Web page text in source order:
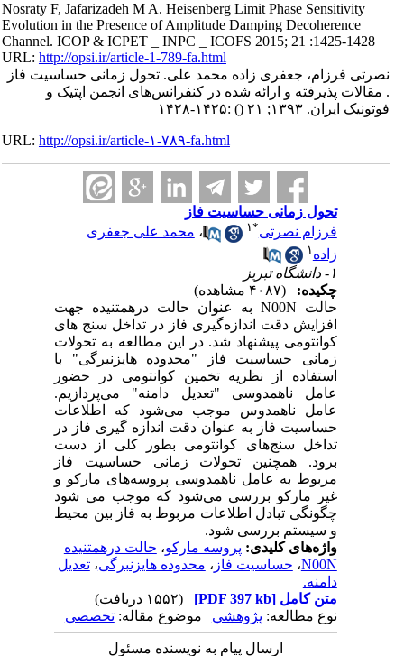
Nosraty F, Jafarizadeh M A. Heisenberg Limit Phase Sensitivity
Evolution in the Presence of Amplitude Damping Decoherence
Channel. ICOP & ICPET _ INPC _ ICOFS 2015; 21 :1425-1428
URL:http://opsi.ir/article-1-789-fa.html
نصرتی فرزام، جعفری زاده محمد علی. تحول زمانی حساسیت فاز
. مقالات پذیرفته و ارائه شده در کنفرانس‌های انجمن اپتیک و
فوتونیک ایران. ۱۳۹۳; ۲۱
() :۱۴۲۵-۱۴۲۸
URL:http://opsi.ir/article-۱-۷۸۹-fa.html
تحول زمانی حساسیت فاز
فرزام نصرتی
۱ ،محمد علی جعفری
زاده
چکیده:
حالت N00N به عنوان حالت درهمتنیده جهت
افزایش دقت اندازه‌گیری فاز در تداخل سنج های
کوانتومی پیشنهاد شد. در این مطالعه به تحولات
زمانی حساسیت فاز "محدوده هایزنبرگی" با
استفاده از نظریه تخمین کوانتومی در حضور
عامل ناهمدوسی "تعدیل دامنه" می‌پردازیم.
عامل ناهمدوس موجب می‌شود که اطلاعات
حساسیت فاز به عنوان دقت اندازه گیری فاز در
تداخل سنج‌های کوانتومی بطور کلی از دست
برود. همچنین تحولات زمانی حساسیت فاز
مربوط به عامل ناهمدوسی پروسه‌های مارکو و
غیر مارکو بررسی می‌شود که موجب می شود
چگونگی تبادل اطلاعات مربوط به فاز بین محیط
و سیستم بررسی شود.
واژه‌های کلیدی:پروسه مارکو،حالت درهمتنیده
N00N،حساسیت فاز، محدوده هایزنبرگی،تعدیل
دامنه.
متن کامل[PDF 397 kb]
نوع مطالعه:پژوهشي| موضوع مقاله:تخصصی
ارسال پیام به نویسنده مسئول